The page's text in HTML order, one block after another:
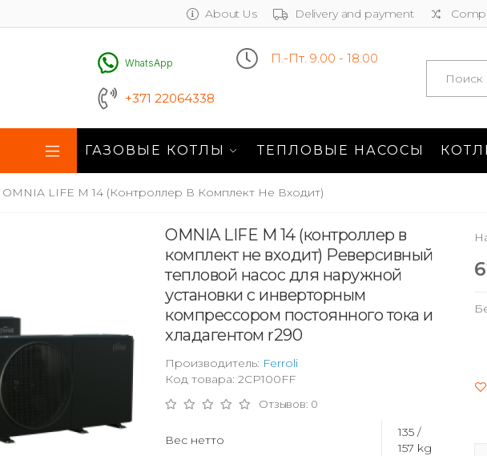
About Us Delivery and payment
WhatsApp
+371 22064338
П.-Пт. 9.00 - 18.00 Search
ГАЗОВЫЕ КОТЛЫ ТЕПЛОВЫЕ НАСОСЫ
OMNIA LIFE M 14 (контроллер В Комплект Не Входит)
OMNIA LIFE M 14 (контроллер в
комплект не входит) Реверсивный
тепловой насос для наружной
установки с инверторным
компрессором постоянного тока и
хладагентом r290
Производитель: Ferroli
Код товара: 2CP100FF
Отзывов: 0
Вес нетто
135 /
157 kg